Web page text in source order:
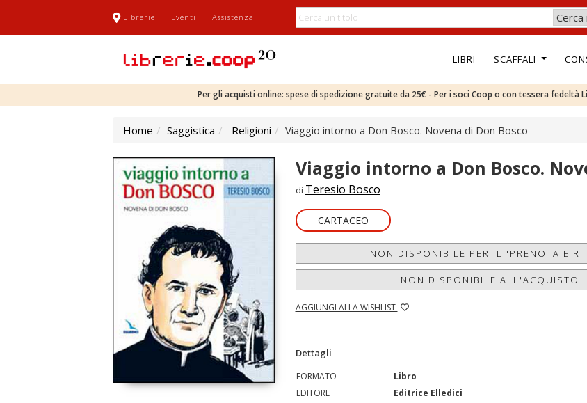
Librerie | Eventi | Assistenza
LIBRI SCAFFALI
Per gli acquisti online: spese di spedizione gratuite da 25€ - Per i soci Coop o con tessera fedeltà
Home Saggistica Religioni Viaggio intorno a Don Bosco. Novena di Don Bosco
Viaggio intorno a Don Bosco.
di Teresio Bosco
CARTACEO
NON DISPONIBILE PER IL 'PRENOTA E
NON DISPONIBILE ALL'ACQUISTO
AGGIUNGI ALLA WISHLIST
Dettagli
FORMATO
Libro
EDITORE
Editrice Elledici